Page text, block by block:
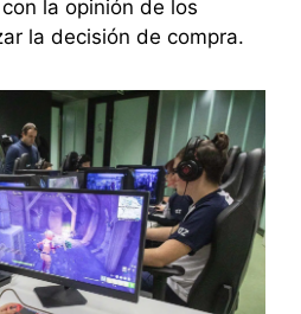
la opinión de los
la decisión de compra.